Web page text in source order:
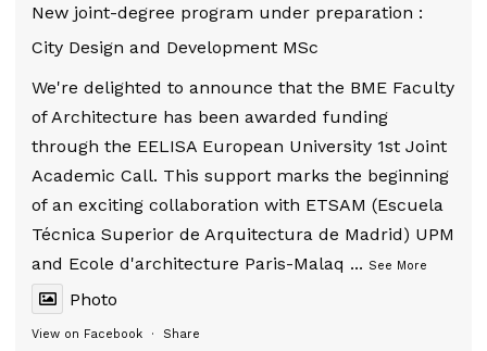
New joint-degree program under preparation :
City Design and Development MSc
We're delighted to announce that the BME Faculty
of Architecture has been awarded funding
through the EELISA European University 1st Joint
Academic Call. This support marks the beginning
of an exciting collaboration with ETSAM (Escuela
Técnica Superior de Arquitectura de Madrid) UPM
and Ecole d'architecture Paris-Malaq ... See More
Photo
View on Facebook · Share